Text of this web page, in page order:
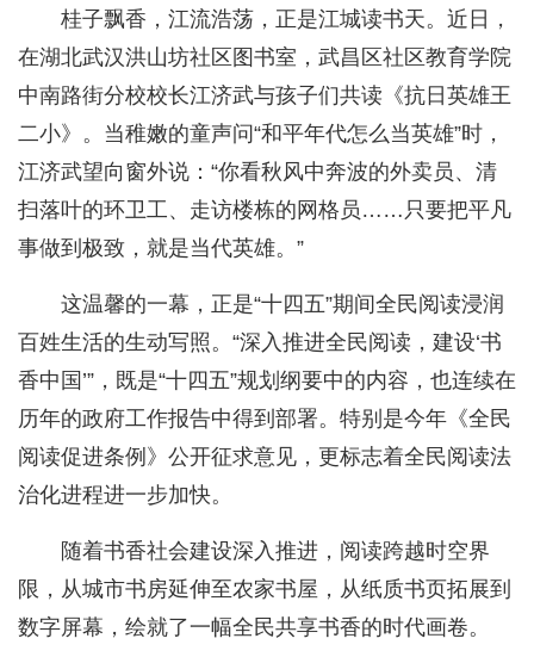
桂子飘香，江流浩荡，正是江城读书天。近日，
在湖北武汉洪山坊社区图书室，武昌区社区教育学院
中南路街分校校长江济武与孩子们共读《抗日英雄王
二小》。当稚嫩的童声问“和平年代怎么当英雄”时，
江济武望向窗外说：“你看秋风中奔波的外卖员、清
扫落叶的环卫工、走访楼栋的网格员……只要把平凡
事做到极致，就是当代英雄。”
这温馨的一幕，正是“十四五”期间全民阅读浸润
百姓生活的生动写照。“深入推进全民阅读，建设‘书
香中国’”，既是“十四五”规划纲要中的内容，也连续在
历年的政府工作报告中得到部署。特别是今年《全民
阅读促进条例》公开征求意见，更标志着全民阅读法
治化进程进一步加快。
随着书香社会建设深入推进，阅读跨越时空界
限，从城市书房延伸至农家书屋，从纸质书页拓展到
数字屏幕，绘就了一幅全民共享书香的时代画卷。